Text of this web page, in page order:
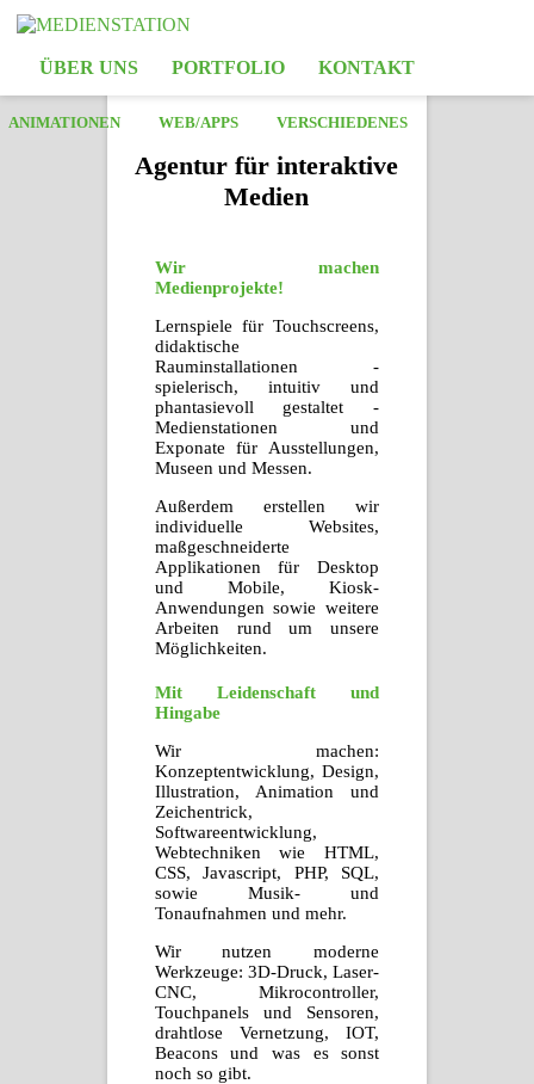
ÜBER UNS PORTFOLIO KONTAKT
Agentur für interaktive
Medien
Wir machen
Medienprojekte!
Lernspiele für Touchscreens,
didaktische
Rauminstallationen -
spielerisch, intuitiv und
phantasievoll gestaltet -
Medienstationen und
Exponate für Ausstellungen,
Museen und Messen.
Außerdem erstellen wir
individuelle Websites,
maßgeschneiderte
Applikationen für Desktop
und Mobile, Kiosk-
Anwendungen sowie weitere
Arbeiten rund um unsere
Möglichkeiten.
Mit Leidenschaft und
Hingabe
Wir machen:
Konzeptentwicklung, Design,
Illustration, Animation und
Zeichen­trick,
Softwareentwicklung,
Webtechniken wie HTML,
CSS, Javascript, PHP, SQL,
sowie Musik- und
Tonaufnahmen und mehr.
Wir nutzen moderne
Werkzeuge: 3D-Druck, Laser-
CNC, Mikrocontroller,
Touchpanels und Sensoren,
drahtlose Vernetzung, IOT,
Beacons und was es sonst
noch so gibt.
ANIMATIONEN WEB/APPS VERSCHIEDENES